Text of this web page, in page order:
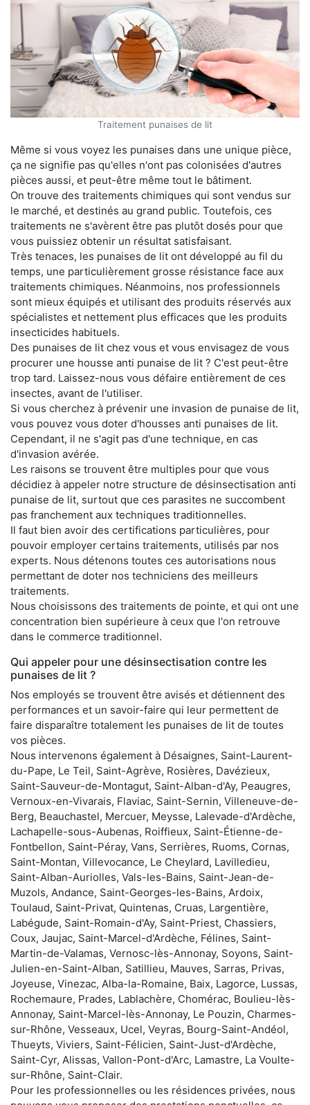
Traitement punaises de lit
Même si vous voyez les punaises dans une unique pièce,
ça ne signifie pas qu'elles n'ont pas colonisées d'autres
pièces aussi, et peut-être même tout le bâtiment.
On trouve des traitements chimiques qui sont vendus sur
le marché, et destinés au grand public. Toutefois, ces
traitements ne s'avèrent être pas plutôt dosés pour que
vous puissiez obtenir un résultat satisfaisant.
Très tenaces, les punaises de lit ont développé au fil du
temps, une particulièrement grosse résistance face aux
traitements chimiques. Néanmoins, nos professionnels
sont mieux équipés et utilisant des produits réservés aux
spécialistes et nettement plus efficaces que les produits
insecticides habituels.
Des punaises de lit chez vous et vous envisagez de vous
procurer une housse anti punaise de lit ? C'est peut-être
trop tard. Laissez-nous vous défaire entièrement de ces
insectes, avant de l'utiliser.
Si vous cherchez à prévenir une invasion de punaise de lit,
vous pouvez vous doter d'housses anti punaises de lit.
Cependant, il ne s'agit pas d'une technique, en cas
d'invasion avérée.
Les raisons se trouvent être multiples pour que vous
décidiez à appeler notre structure de désinsectisation anti
punaise de lit, surtout que ces parasites ne succombent
pas franchement aux techniques traditionnelles.
Il faut bien avoir des certifications particulières, pour
pouvoir employer certains traitements, utilisés par nos
experts. Nous détenons toutes ces autorisations nous
permettant de doter nos techniciens des meilleurs
traitements.
Nous choisissons des traitements de pointe, et qui ont une
concentration bien supérieure à ceux que l'on retrouve
dans le commerce traditionnel.
Qui appeler pour une désinsectisation contre les
punaises de lit ?
Nos employés se trouvent être avisés et détiennent des
performances et un savoir-faire qui leur permettent de
faire disparaître totalement les punaises de lit de toutes
vos pièces.
Nous intervenons également à Désaignes, Saint-Laurent-
du-Pape, Le Teil, Saint-Agrève, Rosières, Davézieux,
Saint-Sauveur-de-Montagut, Saint-Alban-d'Ay, Peaugres,
Vernoux-en-Vivarais, Flaviac, Saint-Sernin, Villeneuve-de-
Berg, Beauchastel, Mercuer, Meysse, Lalevade-d'Ardèche,
Lachapelle-sous-Aubenas, Roiffieux, Saint-Étienne-de-
Fontbellon, Saint-Péray, Vans, Serrières, Ruoms, Cornas,
Saint-Montan, Villevocance, Le Cheylard, Lavilledieu,
Saint-Alban-Auriolles, Vals-les-Bains, Saint-Jean-de-
Muzols, Andance, Saint-Georges-les-Bains, Ardoix,
Toulaud, Saint-Privat, Quintenas, Cruas, Largentière,
Labégude, Saint-Romain-d'Ay, Saint-Priest, Chassiers,
Coux, Jaujac, Saint-Marcel-d'Ardèche, Félines, Saint-
Martin-de-Valamas, Vernosc-lès-Annonay, Soyons, Saint-
Julien-en-Saint-Alban, Satillieu, Mauves, Sarras, Privas,
Joyeuse, Vinezac, Alba-la-Romaine, Baix, Lagorce, Lussas,
Rochemaure, Prades, Lablachère, Chomérac, Boulieu-lès-
Annonay, Saint-Marcel-lès-Annonay, Le Pouzin, Charmes-
sur-Rhône, Vesseaux, Ucel, Veyras, Bourg-Saint-Andéol,
Thueyts, Viviers, Saint-Félicien, Saint-Just-d'Ardèche,
Saint-Cyr, Alissas, Vallon-Pont-d'Arc, Lamastre, La Voulte-
sur-Rhône, Saint-Clair.
Pour les professionnelles ou les résidences privées, nous